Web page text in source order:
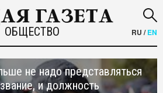
ОБЩЕСТВО RU /EN
не надо представляться
и должность